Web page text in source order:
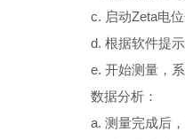
c. 启动Zeta电位
d. 根据软件提示
e. 开始测量，系
数据分析：
a. 测量完成后，